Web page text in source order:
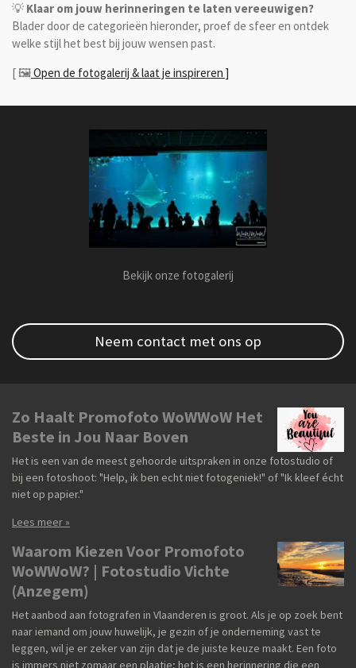
💡 Klaar om jouw herinneringen te laten vereeuwigen?
Blader door de categorieën hieronder, proef de sfeer en ontdek
welke stijl het best bij jouw wensen past.
[ 🖼️Open de fotogalerij & laat je inspireren ]
Bekijk onze fotogalerij
Neem contact met ons op
Zo Haalt Promofoto WoWWoW Het
Beste in Jou Naar Boven
Het is een van de meest gehoorde uitspraken in onze fotostudio of
bij een fotoshoot: "Help, ik ben echt niet fotogeniek!" of "Ik kleef écht
niet op papier."
Lees meer »
Waarom Kiezen Voor Promofoto
WoWWoW? | Fotostudio Vichte
(Anzegem)
Het aanbod aan fotografen in Vlaanderen is groot. Als je op zoek bent
naar iemand om jouw huwelijk, je gezin of je onderneming vast te
leggen, wil je er zeker van zijn dat je de juiste keuze maakt. Een foto